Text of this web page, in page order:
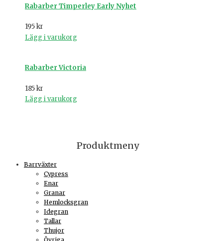
Rabarber Timperley Early Nyhet
195kr
Lägg i varukorg
Rabarber Victoria
185kr
Lägg i varukorg
Produktmeny
Barrväxter
Cypress
Enar
Granar
Hemlocksgran
Idegran
Tallar
Thujor